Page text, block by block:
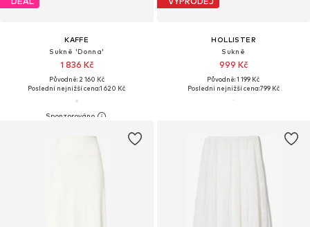
KAFFE
Sukně 'Donna'
1 836 Kč
Původně: 2 160 Kč
Poslední nejnižší cena:1 620 Kč
HOLLISTER
Sukně
999 Kč
Původně: 1 199 Kč
Poslední nejnižší cena:799 Kč